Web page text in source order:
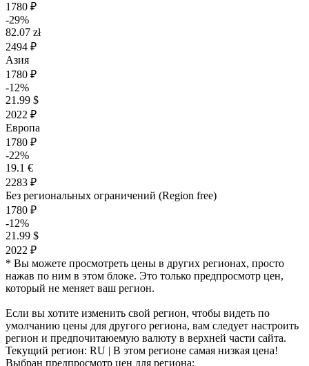
1780 ₽
-29%
82.07 zł
2494 ₽
Азия
1780 ₽
-12%
21.99 $
2022 ₽
Европа
1780 ₽
-22%
19.1 €
2283 ₽
Без региональных ограничений (Region free)
1780 ₽
-12%
21.99 $
2022 ₽
* Вы можете просмотреть цены в других регионах, просто
нажав по ним в этом блоке. Это только предпросмотр цен,
который не меняет ваш регион.
Если вы хотите изменить свой регион, чтобы видеть по
умолчанию цены для другого региона, вам следует настроить
регион и предпочитаюемую валюту в верхней части сайта.
Текущий регион: RU | В этом регионе самая низкая цена!
Выбран предпросмотр цен для региона: